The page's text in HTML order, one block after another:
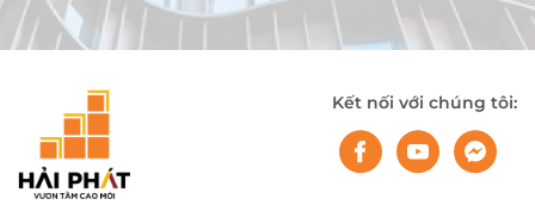
Kết nối với chúng tôi: